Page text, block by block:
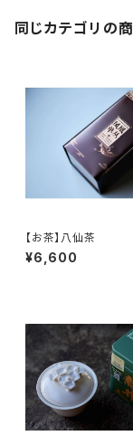
同じカテゴリの
【お茶】八仙茶
¥6,600